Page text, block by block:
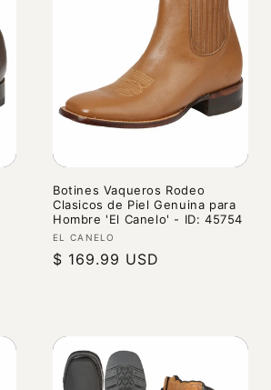
Botines Vaqueros Rodeo
Clasicos de Piel Genuina para
Hombre 'El Canelo' - ID: 45754
Proveedor:
EL CANELO
Precio
$ 169.99 USD